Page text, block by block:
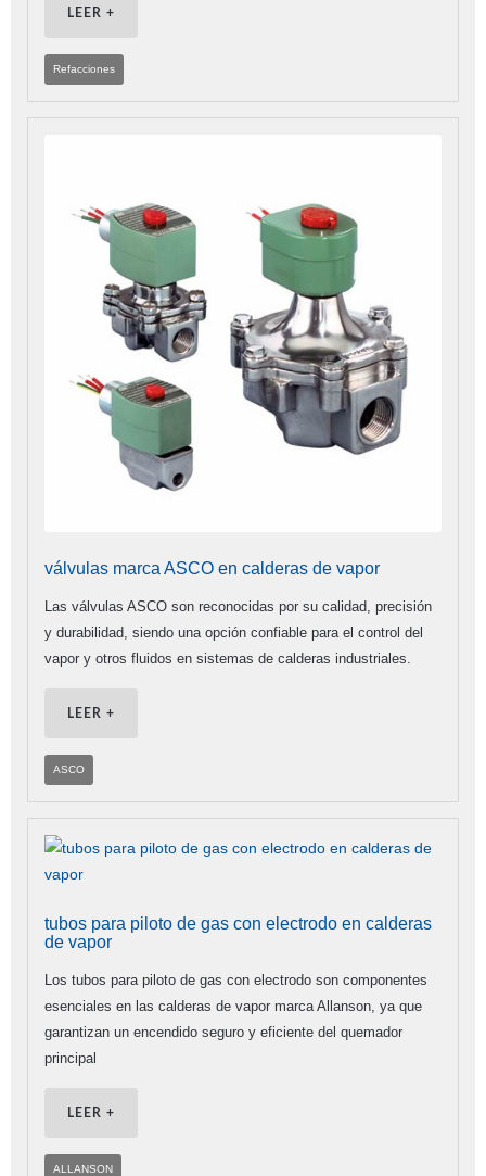
LEER +
Refacciones
válvulas marca ASCO en calderas de vapor
Las válvulas ASCO son reconocidas por su calidad, precisión
y durabilidad, siendo una opción confiable para el control del
vapor y otros fluidos en sistemas de calderas industriales.
LEER +
ASCO
tubos para piloto de gas con electrodo en calderas
de vapor
Los tubos para piloto de gas con electrodo son componentes
esenciales en las calderas de vapor marca Allanson, ya que
garantizan un encendido seguro y eficiente del quemador
principal
LEER +
ALLANSON